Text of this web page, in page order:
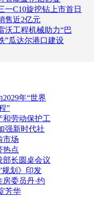
一C10旋挖钻上市首日
售近2亿元
沃工程机械助力“巴
”瓜达尔港口建设
年“世界
”
和劳动保护工
强新时代社
市场
热点
长圆桌会议
规划》印发
委员丹·约
芳华